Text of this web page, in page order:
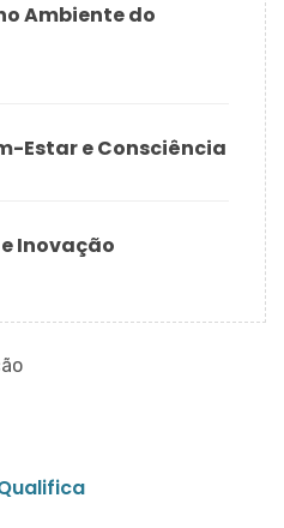
Ambiente do
Estar e Consciência
Inovação